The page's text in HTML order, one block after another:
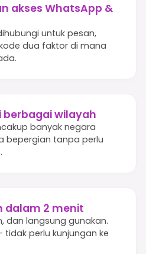
akses WhatsApp &
untuk pesan,
dua faktor di mana
berbagai wilayah
banyak negara
bepergian tanpa perlu
dalam 2 menit
dan langsung gunakan.
tidak perlu kunjungan ke